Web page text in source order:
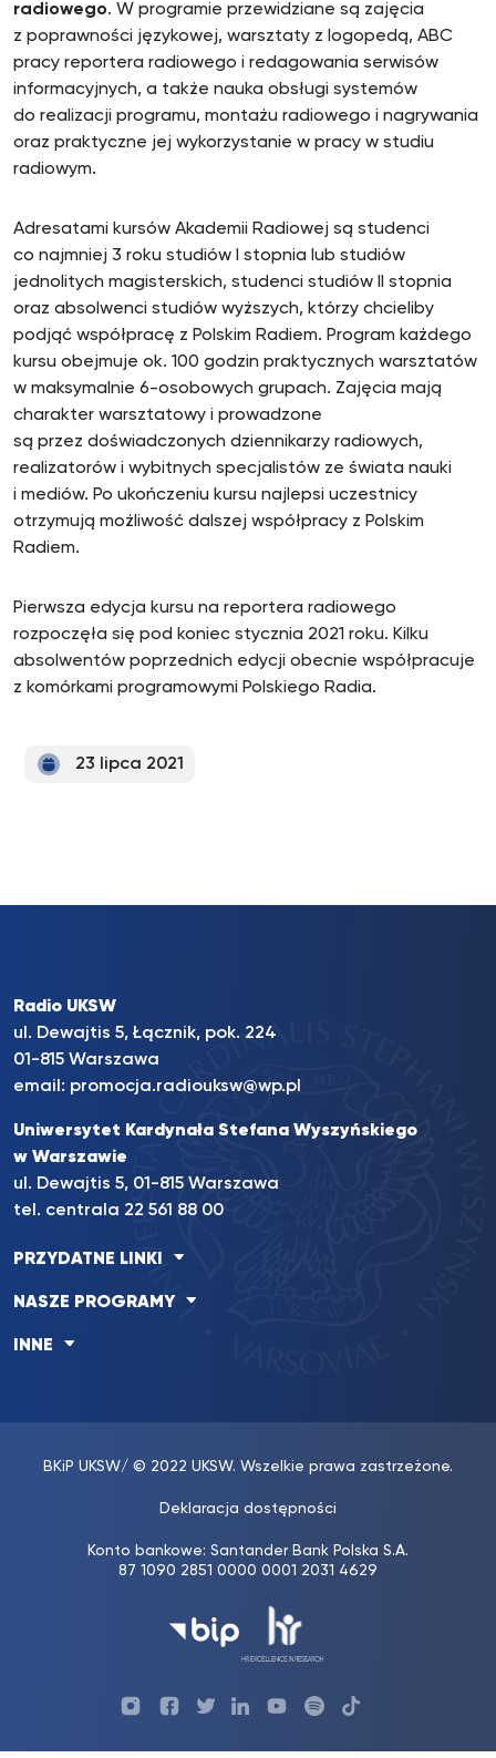
radiowego. W programie przewidziane są zajęcia
z poprawności językowej, warsztaty z logopedą, ABC
pracy reportera radiowego i redagowania serwisów
informacyjnych, a także nauka obsługi systemów
do realizacji programu, montażu radiowego i nagrywania
oraz praktyczne jej wykorzystanie w pracy w studiu
radiowym.
Adresatami kursów Akademii Radiowej są studenci
co najmniej 3 roku studiów I stopnia lub studiów
jednolitych magisterskich, studenci studiów II stopnia
oraz absolwenci studiów wyższych, którzy chcieliby
podjąć współpracę z Polskim Radiem. Program każdego
kursu obejmuje ok. 100 godzin praktycznych warsztatów
w maksymalnie 6-osobowych grupach. Zajęcia mają
charakter warsztatowy i prowadzone
są przez doświadczonych dziennikarzy radiowych,
realizatorów i wybitnych specjalistów ze świata nauki
i mediów. Po ukończeniu kursu najlepsi uczestnicy
otrzymują możliwość dalszej współpracy z Polskim
Radiem.
Pierwsza edycja kursu na reportera radiowego
rozpoczęła się pod koniec stycznia 2021 roku. Kilku
absolwentów poprzednich edycji obecnie współpracuje
z komórkami programowymi Polskiego Radia.
23 lipca 2021
Radio UKSW
ul. Dewajtis 5, Łącznik, pok. 224
01-815 Warszawa
email: promocja.radiouksw@wp.pl
Uniwersytet Kardynała Stefana Wyszyńskiego
w Warszawie
ul. Dewajtis 5, 01-815 Warszawa
tel. centrala 22 561 88 00
PRZYDATNE LINKI
NASZE PROGRAMY
INNE
BKiP UKSW/ © 2022 UKSW. Wszelkie prawa zastrzeżone.
Deklaracja dostępności
Konto bankowe: Santander Bank Polska S.A.
87 1090 2851 0000 0001 2031 4629
Profil ProfilProfilProfil UKSWProfilTikTok